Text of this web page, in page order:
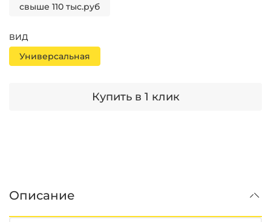
Купить в 1 клик
свыше 110 тыс.руб
ВИД
Универсальная
Описание